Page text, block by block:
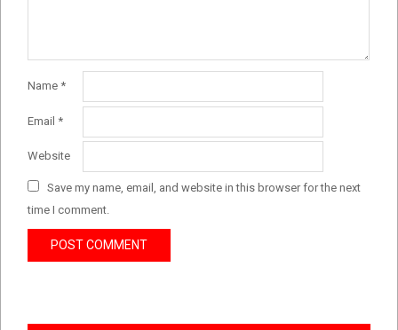
Name *
Email *
Website
Save my name, email, and website in this browser for the next
time I comment.